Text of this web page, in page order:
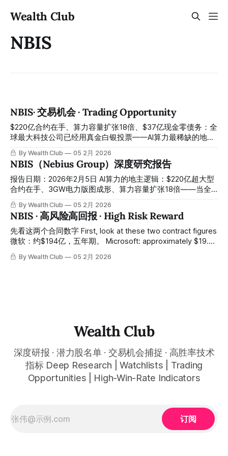
Wealth Club
NBIS
NBIS· 交易机会 · Trading Opportunity
$220亿合约在手、算力容量扩张18倍、$37亿现金零债务：全
球最大科技公司已经用真金白银投票——AI算力最稀缺的地
主，现在买得到折扣价 $22 billion in contracts in hand, 18x
expansion in compute capacity, $3.7 billion in cash and zero
debt: the world’s largest technology companies have
already voted with real money — the scarcest landlord in AI
compute can now be bought at a discount
By Wealth Club 05 2月 2026
NBIS（Nebius Group）深度研究报告
报告日期：2026年2月5日 AI算力的地主逻辑：$220亿超大型
合约在手、3GW电力版图成形、算力容量扩张18倍——当全
球最大科技公司争抢GPU时，Nebius掌握的是他们最渴望的东
西 当英伟达的GPU供不应求，当微软、Meta、谷歌争相建造
史上最大的AI工厂，最稀缺的资源不再是芯片本身，而是承载
这些芯片的基础设施——电力、冷却、机柜、网络。 谁控制
了电力容量，谁就控制了AI未来的营收。 Nebius Group正在
家总部位于阿姆斯特丹、在NASDAQ挂牌的AI基础设施公司，
大科技公司不可或缺的基础设施伙伴。 现金储备约$37亿，公
By Wealth Club 05 2月 2026
NBIS · 高风险高回报 · High Risk Reward
先看这两个合同数字 First, look at these two contract figures
微软：约$194亿，五年期。 Microsoft: approximately $19.4
billion, five-year term. Meta：约$29亿，五年期。 Meta:
approximately $2.9 billion, five-year term. 合计超过约$220
By Wealth Club 05 2月 2026
Wealth Club
深度研报 · 潜力股名单 · 交易机会捕捉 · 高胜率技术
指标 Deep Research | Watchlists | Trading
Opportunities | High-Win-Rate Indicators
订阅